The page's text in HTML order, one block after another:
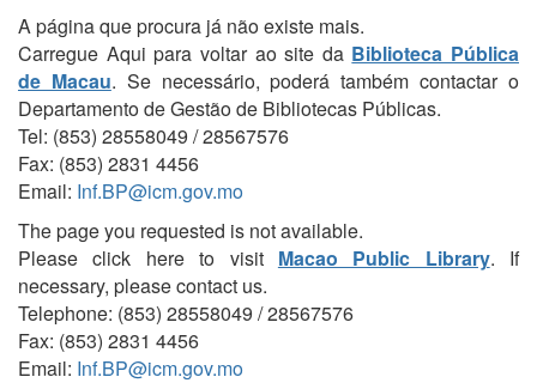
A página que procura já não existe mais.
Carregue Aqui para voltar ao site da Biblioteca Pública
de Macau. Se necessário, poderá também contactar o
Departamento de Gestão de Bibliotecas Públicas.
Tel: (853) 28558049 / 28567576
Fax: (853) 2831 4456
Email: Inf.BP@icm.gov.mo
The page you requested is not available.
Please click here to visit Macao Public Library. If
necessary, please contact us.
Telephone: (853) 28558049 / 28567576
Fax: (853) 2831 4456
Email: Inf.BP@icm.gov.mo